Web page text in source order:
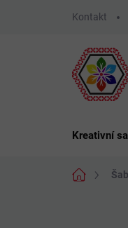
Kontakt
Kreativní
Domů